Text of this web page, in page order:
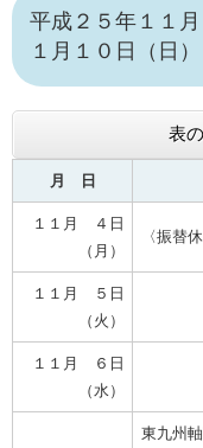
平成２５年１１
１月１０日（日）
表
月 日
１１月 ４日
（月）
〈振替休
１１月 ５日
（火）
１１月 ６日
（水）
東九州